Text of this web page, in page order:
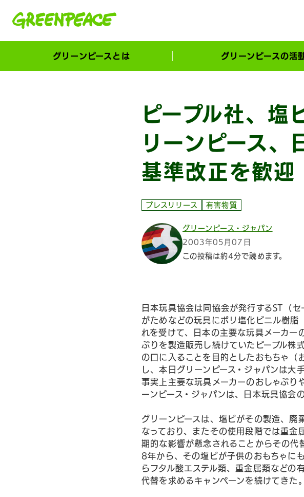
グリーンピースとは グリーンピースの活
ピープル社、
リーンピース、
基準改正を歓迎
プレスリリース 有害物質
グリーンピース・ジャパン
2003年05月07日
この投稿は約4分で読めます。
日本玩具協会は同協会が発行するST（
がためなどの玩具にポリ塩化ビニル樹
れを受けて、日本の主要な玩具メーカー
ぶりを製造販売し続けていたピープル
の口に入ることを目的としたおもちゃ（
し、本日グリーンピース・ジャパンは
事実上主要な玩具メーカーのおしゃぶり
ーンピース・ジャパンは、日本玩具協会
グリーンピースは、塩ビがその製造、廃
なっており、またその使用段階では重金
期的な影響が懸念されることからその
8年から、その塩ビが子供のおもちゃに
らフタル酸エステル類、重金属類などの
代替を求めるキャンペーンを続けてきた。